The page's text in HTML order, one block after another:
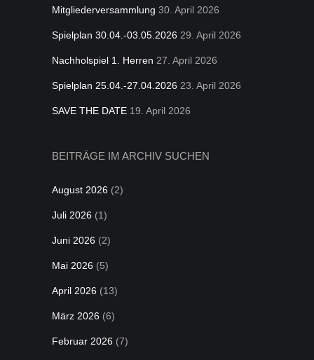
Mitgliederversammlung 30. April 2026
Spielplan 30.04.-03.05.2026 29. April 2026
Nachholspiel 1. Herren 27. April 2026
Spielplan 25.04.-27.04.2026 23. April 2026
SAVE THE DATE 19. April 2026
BEITRÄGE IM ARCHIV SUCHEN
August 2026 (2)
Juli 2026 (1)
Juni 2026 (2)
Mai 2026 (5)
April 2026 (13)
März 2026 (6)
Februar 2026 (7)